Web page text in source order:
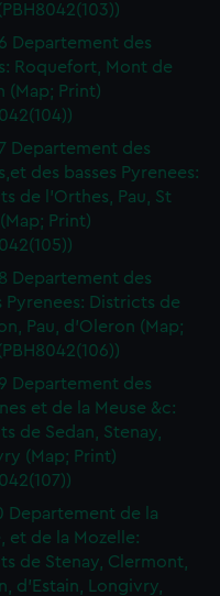
Departement des
Roquefort, Mont de
(Map; Print)
Departement des
des basses Pyrenees:
de l'Orthes, Pau, St
Print)
Departement des
Pyrenees: Districts de
Pau, d'Oleron (Map;
Departement des
et de la Meuse &c:
de Sedan, Stenay,
(Map; Print)
Departement de la
et de la Mozelle:
de Stenay, Clermont,
d'Estain, Longivry,